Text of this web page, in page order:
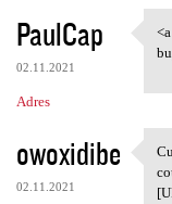
PaulCap
02.11.2021
Adres
<a
owoxidibe
02.11.2021